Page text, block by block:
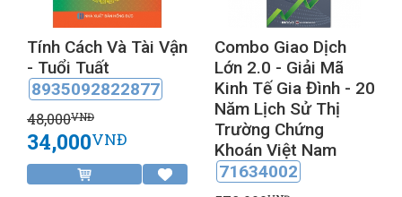
Tính Cách Và Tài Vận
- Tuổi Tuất
8935092822877
48,000VNĐ
34,000VNĐ
Combo Giao Dịch
Lớn 2.0 - Giải Mã
Kinh Tế Gia Đình - 20
Năm Lịch Sử Thị
Trường Chứng
Khoán Việt Nam
71634002